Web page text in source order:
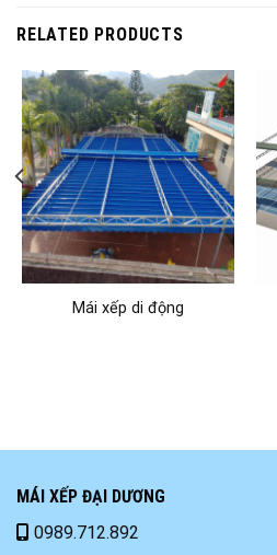
RELATED PRODUCTS
Mái xếp di động
MÁI XẾP ĐẠI DƯƠNG
0989.712.892